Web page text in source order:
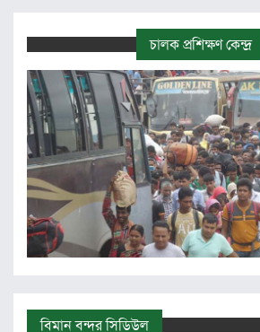
চালক প্রশিক্ষণ কেন্দ্র
বিমান বন্দর সিডিউল